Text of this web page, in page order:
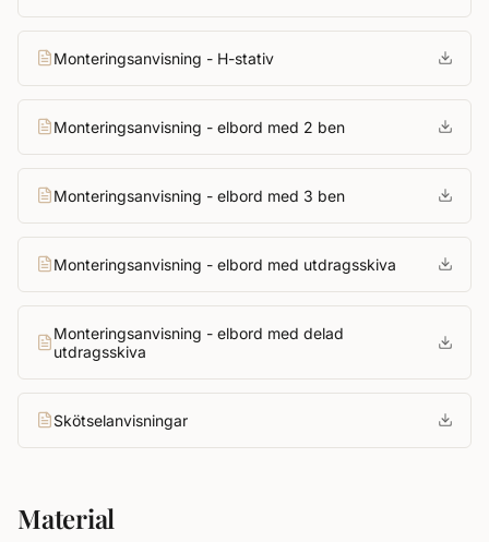
Monteringsanvisning - H-stativ
Monteringsanvisning - elbord med 2 ben
Monteringsanvisning - elbord med 3 ben
Monteringsanvisning - elbord med utdragsskiva
Monteringsanvisning - elbord med delad
utdragsskiva
Skötselanvisningar
Material